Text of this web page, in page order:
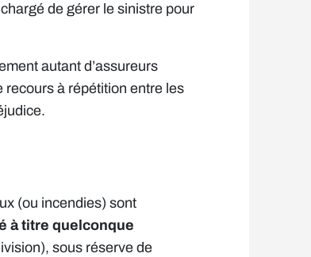
de gérer le sinistre pour
autant d’assureurs
à répétition entre les
(ou incendies) sont
à titre quelconque
sous réserve de